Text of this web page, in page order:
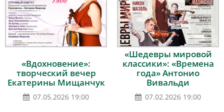
«Вдохновение»:
творческий вечер
Екатерины Мищанчук
07.05.2026 19:00
«Шедевры мировой
классики»: «Времена
года» Антонио
Вивальди
07.02.2026 19:00